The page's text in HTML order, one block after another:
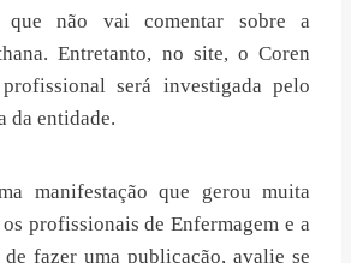
que não vai comentar sobre a
Entretanto, no site, o Coren
será investigada pelo
da entidade.
manifestação que gerou muita
profissionais de Enfermagem e a
de fazer uma publicação, avalie se